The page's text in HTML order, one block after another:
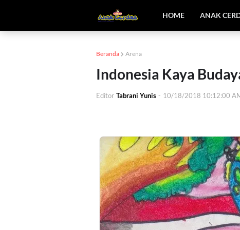
HOME ANAK
Beranda Arena
Indonesia Kaya
Editor Tabrani Yunis - 10/18/2018 10:12:00